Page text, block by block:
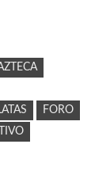
FORO